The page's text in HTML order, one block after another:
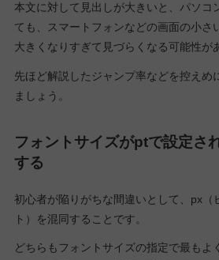
本文に対して見出しが大きいと、パソコ
ても、スマートフォンなどの画面の小さ
大きくなりすぎて見づらくなる可能性が
先ほど解説したジャンプ率などを控えめ
ましょう。
フォントサイズがptで設定さ
する
初心者が陥りがちな間違いとして、px（
ト）を混同することです。
どちらもフォントサイズの指定で最もよ